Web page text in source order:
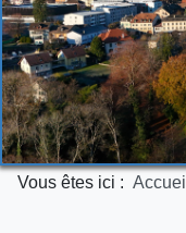
Vous êtes ici : Accueil